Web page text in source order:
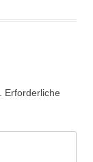
Erforderliche